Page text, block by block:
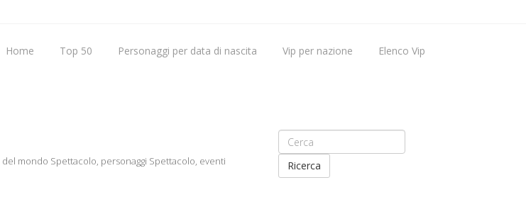
Home Top 50 Personaggi per data di nascita Vip per nazione Elenco Vip
Vip nati oggi
mondo Spettacolo, personaggi Spettacolo, eventi
Ricerca